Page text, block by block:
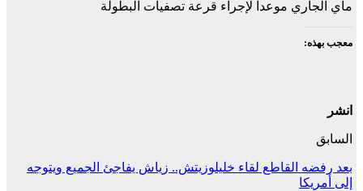
ماي الجاري موعدا لإجراء قرعة تصفيات البطولة
معجب بهذه:
انشر
السابق
بعد رفضه القاطع لقاء خليلوزيتش.. زياش يفاجئ الجميع ويتوجه
إلى أمريكا